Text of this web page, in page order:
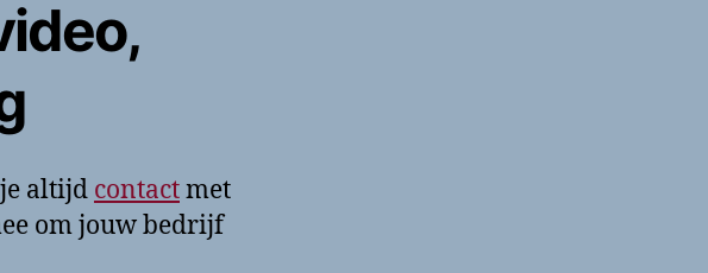
altijd contactmet
om jouw bedrijf